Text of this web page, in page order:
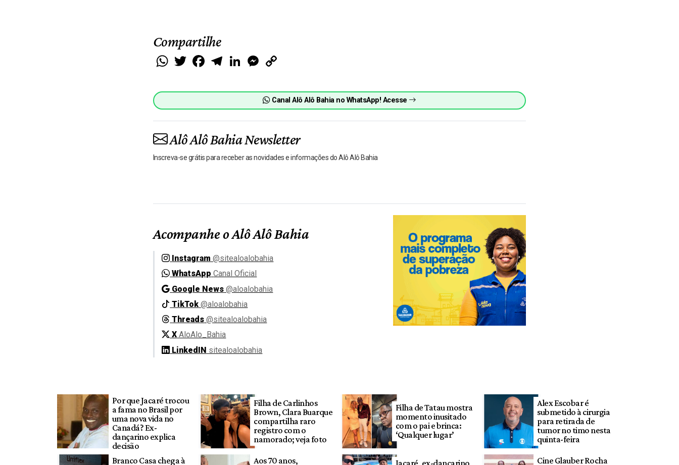
Compartilhe
WhatsApp
Twitter FacebookTelegramLinkedIn Messenger
Canal Alô Alô Bahia no WhatsApp! Acesse
Alô Alô Bahia Newsletter
Inscreva-se grátis para receber as novidades e informações do Alô Alô Bahia
Acompanhe o Alô Alô Bahia
Instagram @sitealoalobahia
WhatsApp Canal Oficial
Google News @aloalobahia
TikTok @aloalobahia
Threads @sitealoalobahia
X AloAlo_Bahia
LinkedIN sitealoalobahia
Por que Jacaré trocou
a fama no Brasil por
uma nova vida no
Canadá? Ex-
dançarino explica
decisão
Filha de Carlinhos
Brown, Clara Buarque
compartilha raro
registro com o
namorado; veja foto
Filha de Tatau mostra
momento inusitado
com o pai e brinca:
‘Qualquer lugar’
Alex Escobar é
submetido à cirurgia
para retirada de
tumor no timo nesta
quinta-feira
Branco Casa chega à
Aos 70 anos,
Cine Glauber Rocha